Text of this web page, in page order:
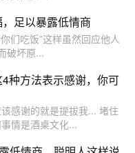
足以暴露低情商
们吃饭”这样虽然回应他人
破坏原...
种方法表示感谢，你可
感谢的就是提拔我... 堵住
情是酒桌文化...